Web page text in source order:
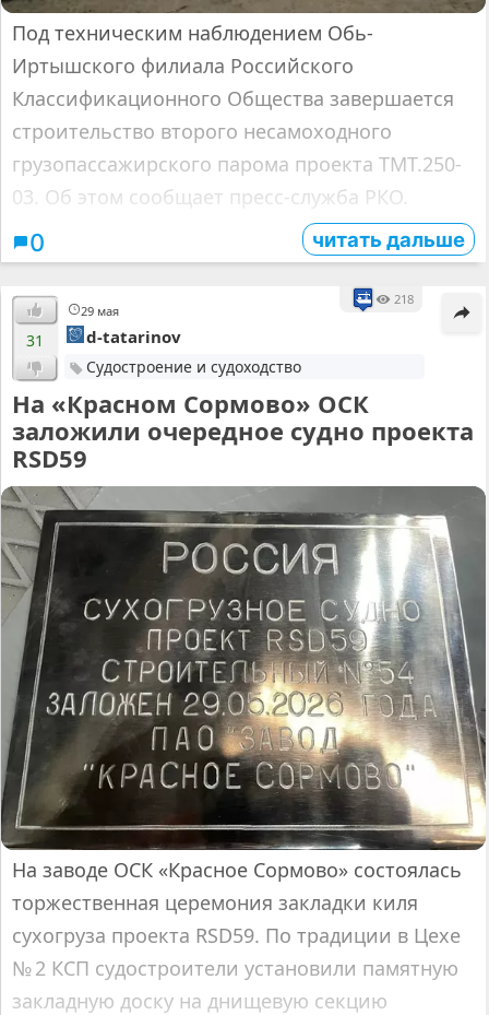
Под техническим наблюдением Обь-
Иртышского филиала Российского
Классификационного Общества завершается
строительство второго несамоходного
грузопассажирского парома проекта ТМТ.250-
03. Об этом сообщает пресс-служба РКО.
0 читать дальше
29 мая
218
31 d-tatarinov
Судостроение и судоходство
На «Красном Сормово» ОСК
заложили очередное судно проекта
RSD59
На заводе ОСК «Красное Сормово» состоялась
торжественная церемония закладки киля
сухогруза проекта RSD59. По традиции в Цехе
№ 2 КСП судостроители установили памятную
закладную доску на днищевую секцию